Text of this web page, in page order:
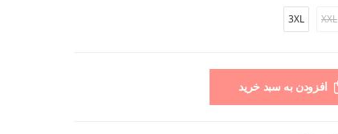
XXL
3XL
افزودن به سبد خرید